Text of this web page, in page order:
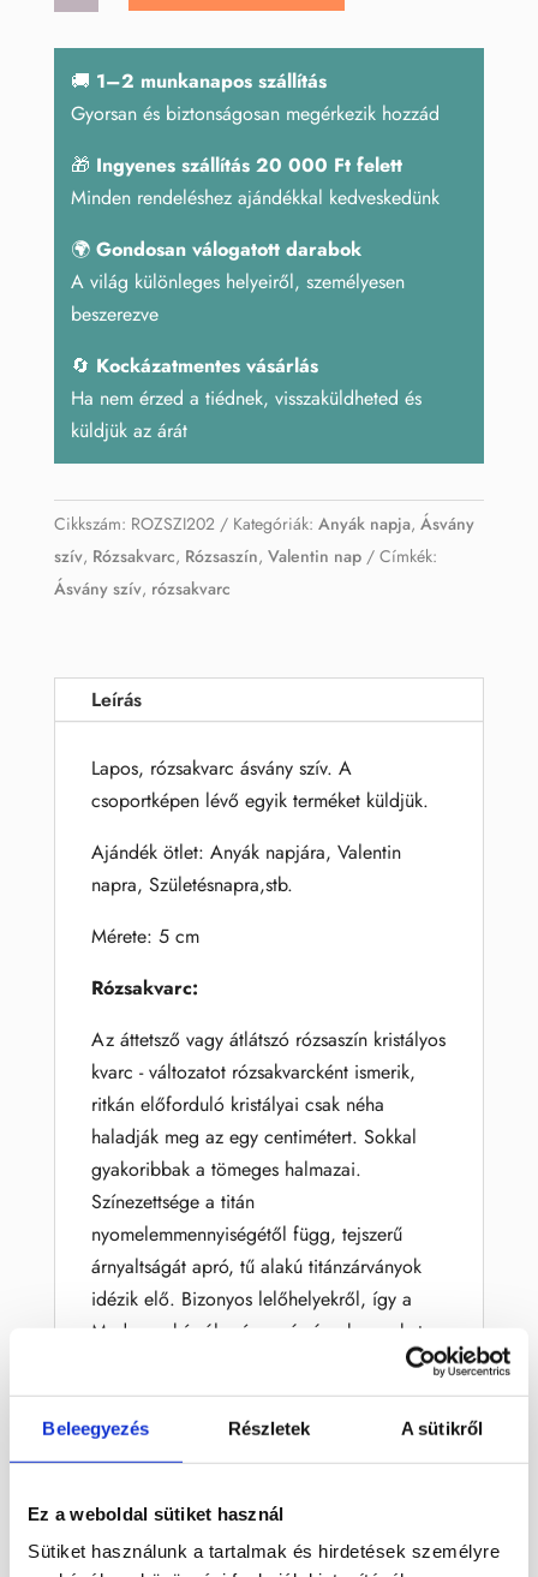
Beleegyezés Részletek A sütikről
Ez a weboldal sütiket használ
Sütiket használunk a tartalmak és hirdetések személyre
mennyiség
🚚 1–2 munkanapos szállítás
Gyorsan és biztonságosan megérkezik hozzád
🎁 Ingyenes szállítás 20 000 Ft felett
Minden rendeléshez ajándékkal kedveskedünk
🌍 Gondosan válogatott darabok
A világ különleges helyeiről, személyesen
beszerezve
🔄 Kockázatmentes vásárlás
Ha nem érzed a tiédnek, visszaküldheted és
küldjük az árát
Cikkszám: ROZSZI202 Kategóriák: Anyák napja, Ásvány
szív, Rózsakvarc, Rózsaszín, Valentin nap
Címkék:
Ásvány szív, rózsakvarc
Leírás
Lapos, rózsakvarc ásvány szív. A
csoportképen lévő egyik terméket küldjük.
Ajándék ötlet: Anyák napjára, Valentin
napra, Születésnapra,stb.
Mérete: 5 cm
Rózsakvarc:
Az áttetsző vagy átlátszó rózsaszín kristályos
kvarc - változatot rózsakvarcként ismerik,
ritkán előforduló kristályai csak néha
haladják meg az egy centimétert. Sokkal
gyakoribbak a tömeges halmazai.
Színezettsége a titán
nyomelemmennyiségétől függ, tejszerű
árnyaltságát apró, tű alakú titánzárványok
idézik elő. Bizonyos lelőhelyekről, így a
Madagaszkárról származó rózsakvarcokat,
csiszolják, a zafírhoz hasonló aszterizmust
(csillagalakot) mutatnak, bár ez a csillag
hatás nem éles, és nem is erős. A
több 100 kilogrammos tömegekben fordul
elő. A rózsakvarcot régóta faragják,